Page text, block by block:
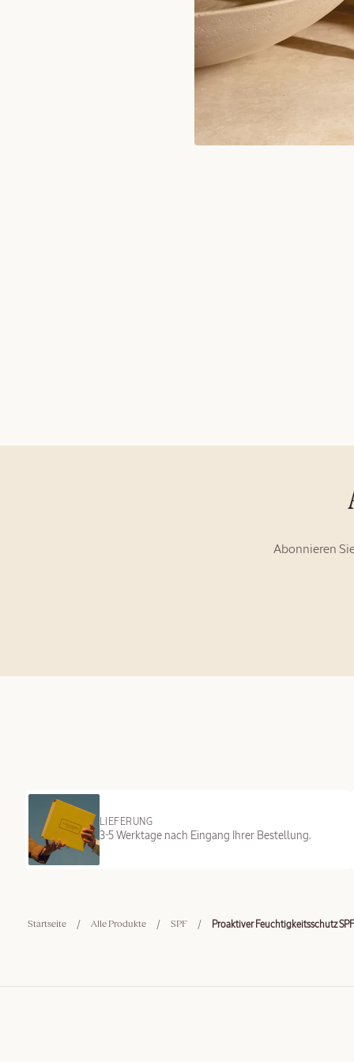
Abonnieren
LIEFERUNG
3-5 Werktage nach Eingang Ihrer Bestellung.
Startseite / Alle Produkte / SPF / Proaktiver Feuchtigkeitsschutz